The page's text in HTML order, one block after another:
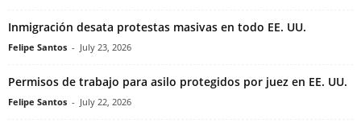
Inmigración desata protestas masivas en todo EE. UU.
Felipe Santos - July 23, 2026
Permisos de trabajo para asilo protegidos por juez en EE. UU.
Felipe Santos - July 22, 2026